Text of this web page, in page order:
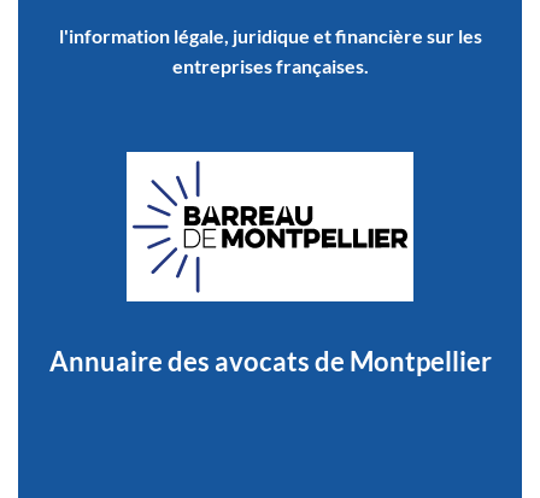
l'information légale, juridique et financière sur les
entreprises françaises.
Annuaire des avocats de Montpellier